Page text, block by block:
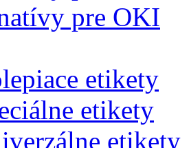
pre OKI
etikety
etikety
etikety